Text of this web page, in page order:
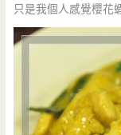
只是我個人感覺櫻花